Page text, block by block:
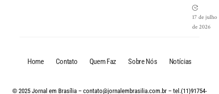
17 de julho
de 2026
Home Contato Quem Faz Sobre Nós Notícias
© 2025 Jornal em Brasília – contato@jornalembrasilia.com.br – tel.(11)91754-